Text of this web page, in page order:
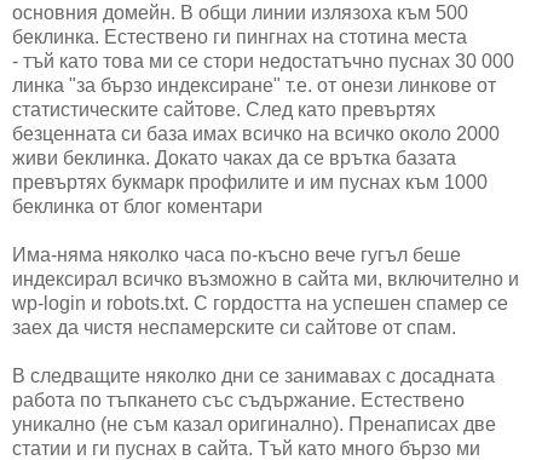
основния домейн. В общи линии излязоха към 500
беклинка. Естествено ги пингнах на стотина места
- тъй като това ми се стори недостатъчно пуснах 30 000
линка "за бързо индексиране" т.е. от онези линкове от
статистическите сайтове. След като превъртях
безценната си база имах всичко на всичко около 2000
живи беклинка. Докато чаках да се врътка базата
превъртях букмарк профилите и им пуснах към 1000
беклинка от блог коментари
Има-няма няколко часа по-късно вече гугъл беше
индексирал всичко възможно в сайта ми, включително и
wp-login и robots.txt. С гордостта на успешен спамер се
заех да чистя неспамерските си сайтове от спам.
В следващите няколко дни се занимавах с досадната
работа по тъпкането със съдържание. Естествено
уникално (не съм казал оригинално). Пренаписах две
статии и ги пуснах в сайта. Тъй като много бързо ми